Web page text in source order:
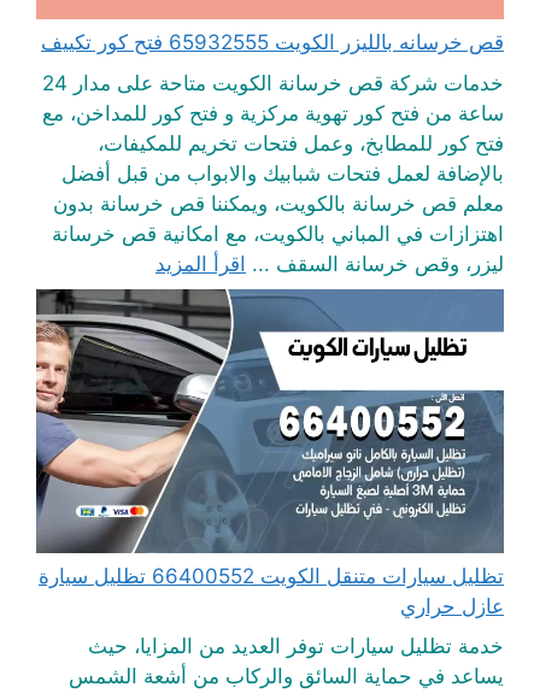
قص خرسانه بالليزر الكويت 65932555 فتح كور تكييف
خدمات شركة قص خرسانة الكويت متاحة على مدار 24
ساعة من فتح كور تهوية مركزية و فتح كور للمداخن، مع
فتح كور للمطابخ، وعمل فتحات تخريم للمكيفات،
بالإضافة لعمل فتحات شبابيك والابواب من قبل أفضل
معلم قص خرسانة بالكويت، ويمكننا قص خرسانة بدون
اهتزازات في المباني بالكويت، مع امكانية قص خرسانة
ليزر، وقص خرسانة السقف ... اقرأ المزيد
تظليل سيارات متنقل الكويت 66400552 تظليل سيارة
عازل حراري
خدمة تظليل سيارات توفر العديد من المزايا، حيث
يساعد في حماية السائق والركاب من أشعة الشمس